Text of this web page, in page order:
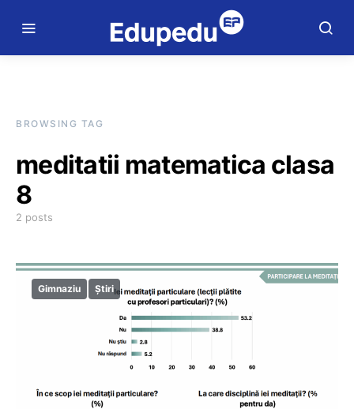
BROWSING TAG
meditatii matematica clasa
8
2 posts
Gimnaziu Știri